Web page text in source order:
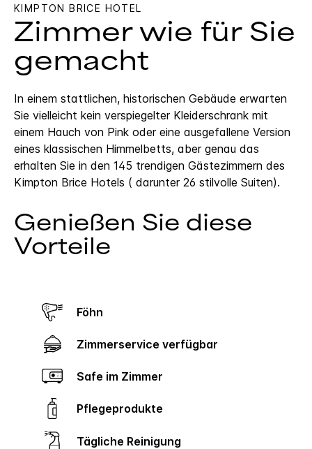
KIMPTON BRICE HOTEL
Zimmer wie für Sie
gemacht
In einem stattlichen, historischen Gebäude erwarten
Sie vielleicht kein verspiegelter Kleiderschrank mit
einem Hauch von Pink oder eine ausgefallene Version
eines klassischen Himmelbetts, aber genau das
erhalten Sie in den 145 trendigen Gästezimmern des
Kimpton Brice Hotels ( darunter 26 stilvolle Suiten).
Genießen Sie diese
Vorteile
Föhn
Zimmerservice verfügbar
Safe im Zimmer
Pflegeprodukte
Tägliche Reinigung